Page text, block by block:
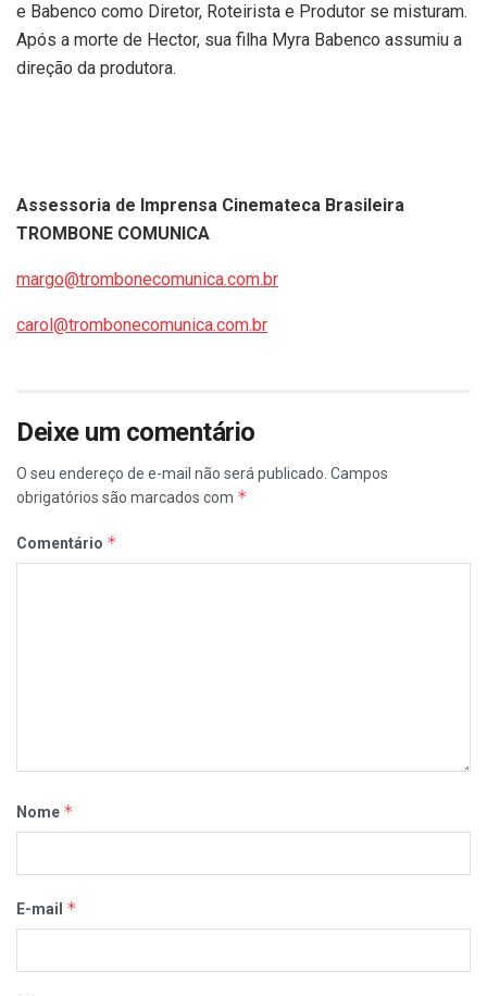
e Babenco como Diretor, Roteirista e Produtor se misturam.
Após a morte de Hector, sua filha Myra Babenco assumiu a
direção da produtora.
Assessoria de Imprensa Cinemateca Brasileira
TROMBONE COMUNICA
margo@trombonecomunica.com.br
carol@trombonecomunica.com.br
Deixe um comentário
O seu endereço de e-mail não será publicado. Campos
obrigatórios são marcados com *
Comentário *
Nome *
E-mail *